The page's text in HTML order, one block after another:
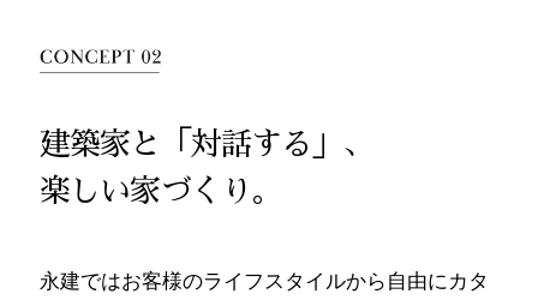
建築家と「対話する」、
楽しい家づくり。
永建ではお客様のライフスタイルから自由にカタ